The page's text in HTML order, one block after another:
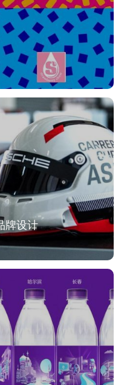
牌设计